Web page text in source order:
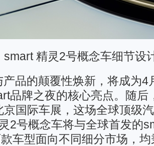
smart 精灵2号概念车细节设
产品的颠覆性焕新，将成为4
品牌之夜的核心亮点。随后
京国际车展，这场全球顶级
2号概念车将与全球首发的
车型面向不同细分市场，均